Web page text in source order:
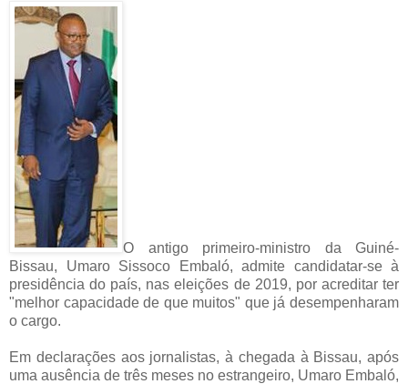
O antigo primeiro-ministro da Guiné-
Bissau, Umaro Sissoco Embaló, admite candidatar-se à
presidência do país, nas eleições de 2019, por acreditar ter
"melhor capacidade de que muitos" que já desempenharam
o cargo.
Em declarações aos jornalistas, à chegada à Bissau, após
uma ausência de três meses no estrangeiro, Umaro Embaló,